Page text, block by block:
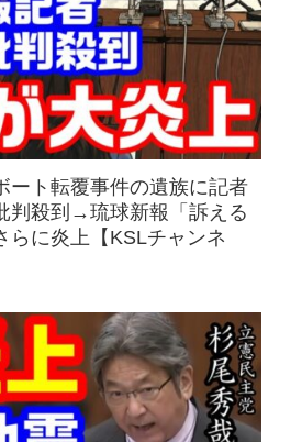
ート転覆事件の遺族に記者
判殺到→琉球新報「訴える
らに炎上【KSLチャンネ